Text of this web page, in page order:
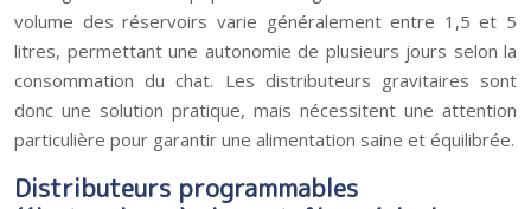
volume des réservoirs varie généralement entre 1,5 et 5
litres, permettant une autonomie de plusieurs jours selon la
consommation du chat. Les distributeurs gravitaires sont
donc une solution pratique, mais nécessitent une attention
particulière pour garantir une alimentation saine et équilibrée.
Distributeurs programmables